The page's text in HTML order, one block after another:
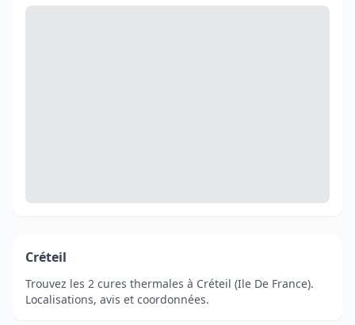
Créteil
Trouvez les 2 cures thermales à Créteil (Ile De France).
Localisations, avis et coordonnées.